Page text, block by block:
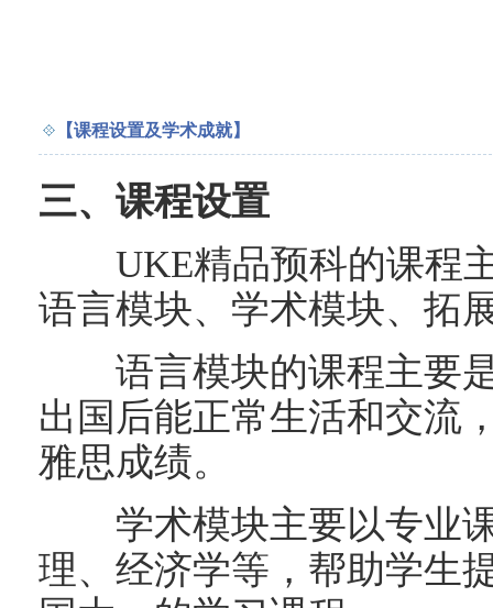
【课程设置及学术成就】
三、课程设置
UKE精品预科的课程主
语言模块、学术模块、拓
语言模块的课程主要是
出国后能正常生活和交流
雅思成绩。
学术模块主要以专业课
理、经济学等，帮助学生